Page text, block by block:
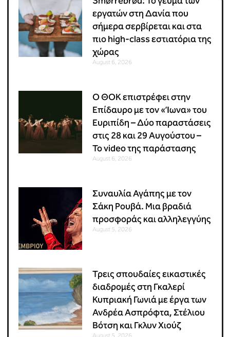
εργατών στη Δανία που
σήμερα σερβίρεται και στα
πιο high-class εστιατόρια της
χώρας
August 6, 2026
Ο ΘΟΚ επιστρέφει στην
Επίδαυρο με τον «Ίωνα» του
Ευριπίδη – Δύο παραστάσεις
στις 28 και 29 Αυγούστου –
Το video της παράστασης
August 6, 2026
Συναυλία Αγάπης με τον
Σάκη Ρουβά. Μια βραδιά
προσφοράς και αλληλεγγύης
August 5, 2026
Τρεις σπουδαίες εικαστικές
διαδρομές στη Γκαλερί
Κυπριακή Γωνιά με έργα των
Ανδρέα Ασπρόφτα, Στέλιου
Βότση και Γκλυν Χιούζ
August 5, 2026